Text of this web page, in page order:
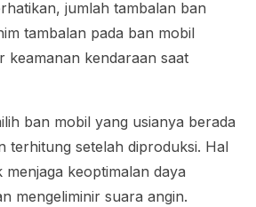
jumlah tambalan ban
tambalan pada ban mobil
keamanan kendaraan saat
ban mobil yang usianya berada
terhitung setelah diproduksi. Hal
keoptimalan daya
mengeliminir suara angin.